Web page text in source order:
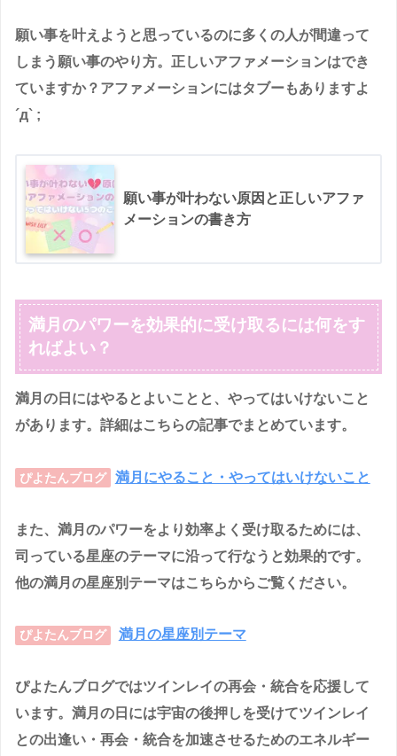
願い事を叶えようと思っているのに多くの人が間違って
しまう願い事のやり方。正しいアファメーションはでき
ていますか？アファメーションにはタブーもありますよ
´д` ;
願い事が叶わない原因と正しいアファ
メーションの書き方
満月のパワーを効果的に受け取るには何をす
ればよい？
満月の日にはやるとよいことと、やってはいけないこと
があります。詳細はこちらの記事でまとめています。
ぴよたんブログ 満月にやること・やってはいけないこと
また、満月のパワーをより効率よく受け取るためには、
司っている星座のテーマに沿って行なうと効果的です。
他の満月の星座別テーマはこちらからご覧ください。
ぴよたんブログ 満月の星座別テーマ
ぴよたんブログではツインレイの再会・統合を応援して
います。満月の日には宇宙の後押しを受けてツインレイ
との出逢い・再会・統合を加速させるためのエネルギー